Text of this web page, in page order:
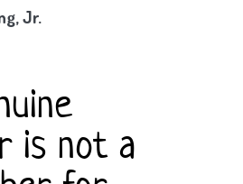
Jr.
is not a